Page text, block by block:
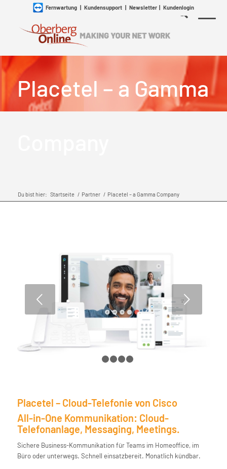
Fernwartung| Kundensupport| Newsletter| Kundenlogin
Placetel – a Gamma
Du bist hier: Startseite / Partner / Placetel – a Gamma Company
Weiter
Placetel – Cloud-Telefonie von Cisco
All-in-One Kommunikation: Cloud-
Telefonanlage, Messaging, Meetings.
Sichere Business-Kommunikation für Teams im Homeoffice, im
Büro oder unterwegs. Schnell einsatzbereit. Monatlich kündbar.